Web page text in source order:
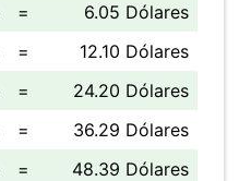
=
6.05 Dólares
=
12.10 Dólares
=
24.20 Dólares
=
36.29 Dólares
=
48.39 Dólares